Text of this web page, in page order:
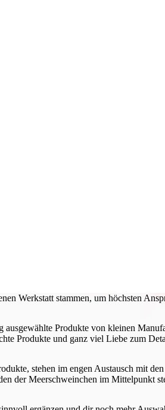
Werkstatt stammen, um höchsten
ausgewählte Produkte von kleinen
Produkte und ganz viel Liebe zum
stehen im engen Austausch mit
der Meerschweinchen im Mittelpunkt